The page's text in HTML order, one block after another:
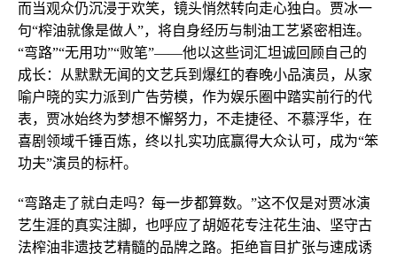
而当观众仍沉浸于欢笑，镜头悄然转向走心独白。贾冰一
句“榨油就像是做人”，将自身经历与制油工艺紧密相连。
“弯路”“无用功”“败笔”——他以这些词汇坦诚回顾自己的
成长：从默默无闻的文艺兵到爆红的春晚小品演员，从家
喻户晓的实力派到广告劳模，作为娱乐圈中踏实前行的代
表，贾冰始终为梦想不懈努力，不走捷径、不慕浮华，在
喜剧领域千锤百炼，终以扎实功底赢得大众认可，成为“笨
功夫”演员的标杆。
“弯路走了就白走吗？每一步都算数。”这不仅是对贾冰演
艺生涯的真实注脚，也呼应了胡姬花专注花生油、坚守古
法榨油非遗技艺精髓的品牌之路。拒绝盲目扩张与速成诱